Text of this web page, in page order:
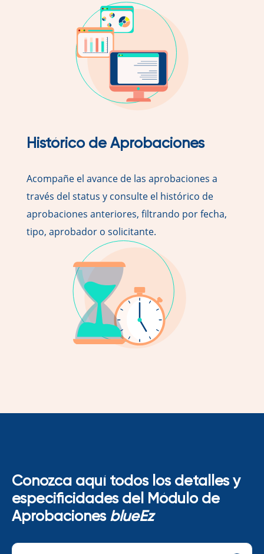
Histórico de Aprobaciones
Acompañe el avance de las aprobaciones a
través del status y consulte el histórico de
aprobaciones anteriores, filtrando por fecha,
tipo, aprobador o solicitante.
Conozca aquí todos los detalles y
especificidades del Módulo de
Aprobaciones blueEz